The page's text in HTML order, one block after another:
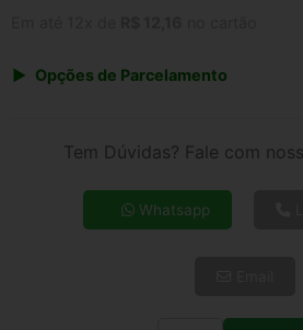
Opções de Parcelamento
4x de R$ 33,26
5x de R$ 26,95
Tem Dúvidas? Fale com
Whatsapp